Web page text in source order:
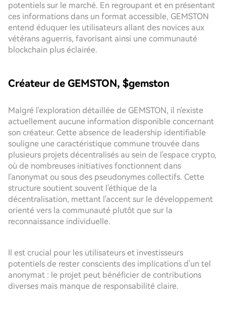
potentiels sur le marché. En regroupant et en présentant
ces informations dans un format accessible, GEMSTON
entend éduquer les utilisateurs allant des novices aux
vétérans aguerris, favorisant ainsi une communauté
blockchain plus éclairée.
Créateur de GEMSTON, $gemston
Malgré l'exploration détaillée de GEMSTON, il n'existe
actuellement aucune information disponible concernant
son créateur. Cette absence de leadership identifiable
souligne une caractéristique commune trouvée dans
plusieurs projets décentralisés au sein de l'espace crypto,
où de nombreuses initiatives fonctionnent dans
l'anonymat ou sous des pseudonymes collectifs. Cette
structure soutient souvent l'éthique de la
décentralisation, mettant l'accent sur le développement
orienté vers la communauté plutôt que sur la
reconnaissance individuelle.
Il est crucial pour les utilisateurs et investisseurs
potentiels de rester conscients des implications d'un tel
anonymat : le projet peut bénéficier de contributions
diverses mais manque de responsabilité claire.